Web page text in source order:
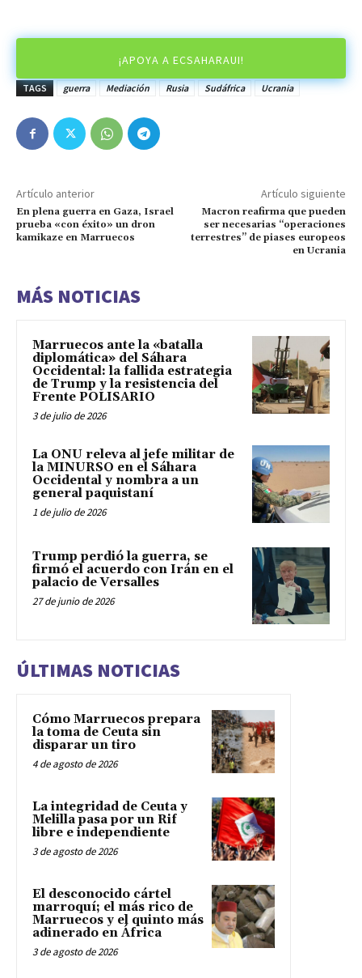
¡APOYA A ECSAHARAUI!
TAGS guerra Mediación Rusia Sudáfrica Ucrania
Artículo anterior
En plena guerra en Gaza, Israel
prueba «con éxito» un dron
kamikaze en Marruecos
Artículo siguiente
Macron reafirma que pueden
ser necesarias “operaciones
terrestres” de piases europeos
en Ucrania
MÁS NOTICIAS
Marruecos ante la «batalla
diplomática» del Sáhara
Occidental: la fallida estrategia
de Trump y la resistencia del
Frente POLISARIO
3 de julio de 2026
La ONU releva al jefe militar de
la MINURSO en el Sáhara
Occidental y nombra a un
general paquistaní
1 de julio de 2026
Trump perdió la guerra, se
firmó el acuerdo con Irán en el
palacio de Versalles
27 de junio de 2026
ÚLTIMAS NOTICIAS
Cómo Marruecos prepara
la toma de Ceuta sin
disparar un tiro
4 de agosto de 2026
La integridad de Ceuta y
Melilla pasa por un Rif
libre e independiente
3 de agosto de 2026
El desconocido cártel
marroquí; el más rico de
Marruecos y el quinto más
adinerado en África
3 de agosto de 2026